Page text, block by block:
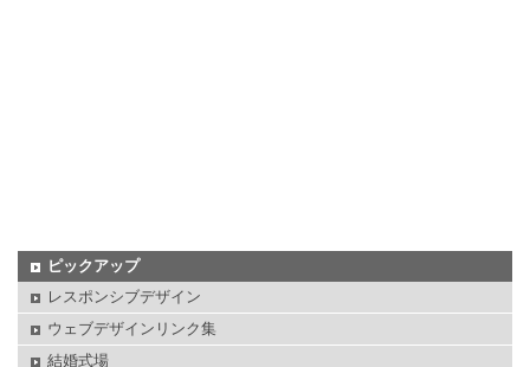
ピックアップ
レスポンシブデザイン
ウェブデザインリンク集
結婚式場